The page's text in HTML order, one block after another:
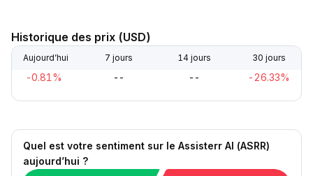
Historique des prix (USD)
Aujourd’hui 7 jours 14 jours 30 jours
-0.81% -- -- -26.33%
Quel est votre sentiment sur le Assisterr AI (ASRR)
aujourd’hui ?